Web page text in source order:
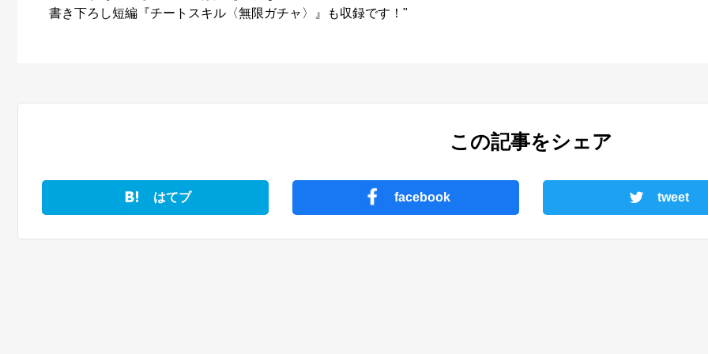
書き下ろし短編『チートスキル〈無限ガチャ〉』も収録です！"
この記事をシェア
はてブ facebook tweet